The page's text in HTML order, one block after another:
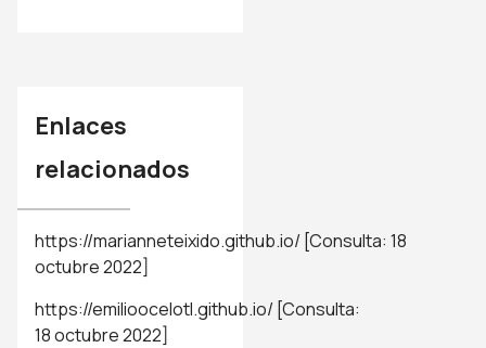
Enlaces
relacionados
https://marianneteixido.github.io/ [Consulta: 18
octubre 2022]
https://emilioocelotl.github.io/ [Consulta:
18 octubre 2022]